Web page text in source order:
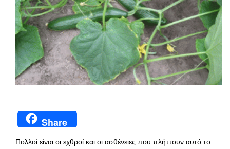
Share
Πολλοί είναι οι εχθροί και οι ασθένειες που πλήττουν αυτό το